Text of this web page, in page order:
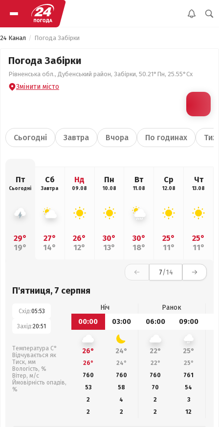
24 Канал Погода Забірки
Погода Забірки
Рівненська обл., Дубенський район, Забірки, 50.21°Пн, 25.55°Сх
Змінити місто
Сьогодні Завтра Вчора По годинах
Пт
Сьогодні
29°
19°
Сб
Завтра
27°
14°
Нд
09.08
26°
12°
Пн
10.08
30°
13°
Вт
11.08
30°
18°
Ср
12.08
25°
11°
Чт
13.08
25°
11°
7/14
П'ятниця, 7 серпня
Схід:05:53
Захід:20:51
Температура С°
Відчувається як
Тиск, мм
Вологість, %
Вітер, м/с
Ймовірність опадів,
%
Ніч
Ранок
00:00
03:00 06:00 09:00
26° 24° 22° 25°
26° 24° 22° 25°
760
760 760 761
53
58 70 54
2
4 2
3
2
2 2 12